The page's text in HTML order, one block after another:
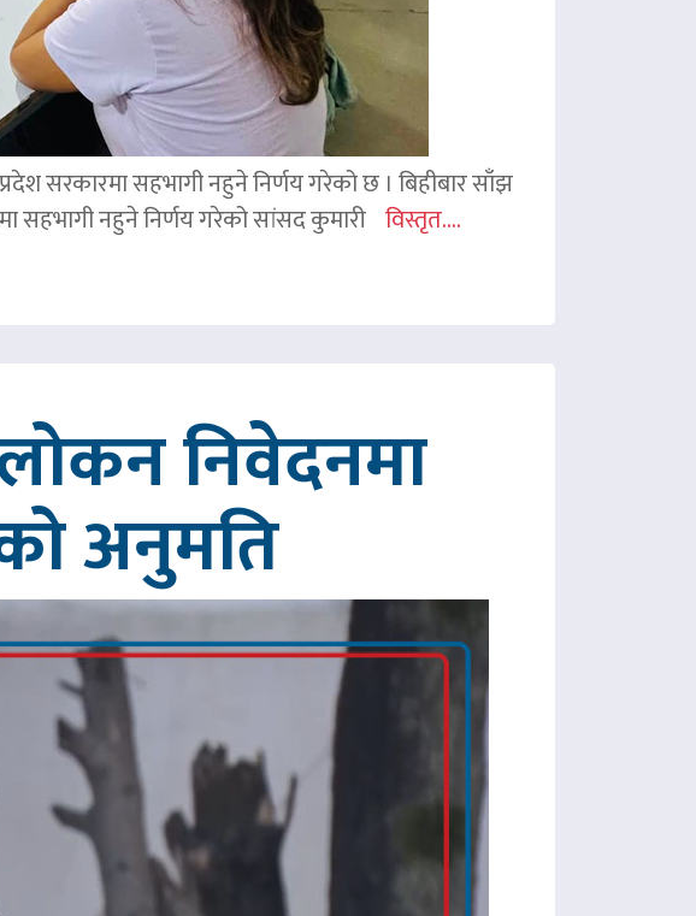
प्रदेश सरकारमा सहभागी नहुने निर्णय गरेको छ । बिहीबार साँझ
नहुने निर्णय गरेको सांसद कुमारी विस्तृत....
निवेदनमा
अनुमति